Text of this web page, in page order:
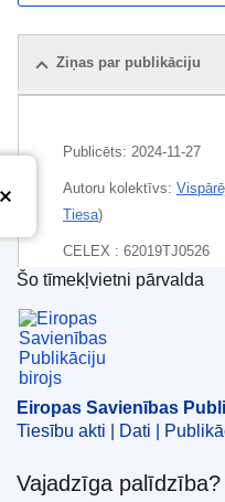
Ziņas par publikāciju
Publicēts: 2024-11-27
Autoru kolektīvs:
Tiesa)
CELEX : 62019TJ0526
ECLI :
Eiropas Savienības
Šo tīmekļvietni pārvalda
Eiropas Savienības
Tiesību akti | Dati |
Vajadzīga palīdzība?